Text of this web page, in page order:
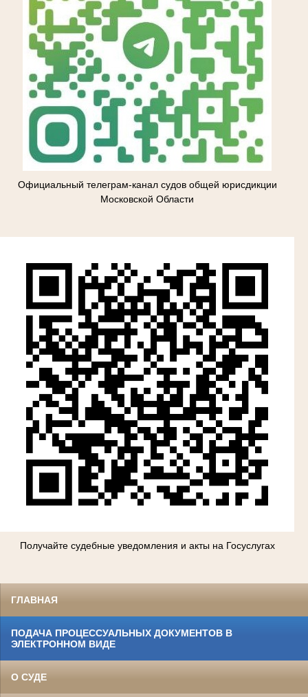
Официальный телеграм-канал судов общей юрисдикции
Московской Области
Получайте судебные уведомления и акты на Госуслугах
ГЛАВНАЯ
ПОДАЧА ПРОЦЕССУАЛЬНЫХ ДОКУМЕНТОВ В
ЭЛЕКТРОННОМ ВИДЕ
О СУДЕ